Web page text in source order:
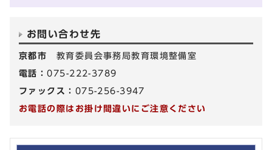
お問い合わせ先
京都市 教育委員会事務局教育環境整備室
電話：075-222-3789
ファックス： 075-256-3947
お電話の際はお掛け間違いにご注意ください